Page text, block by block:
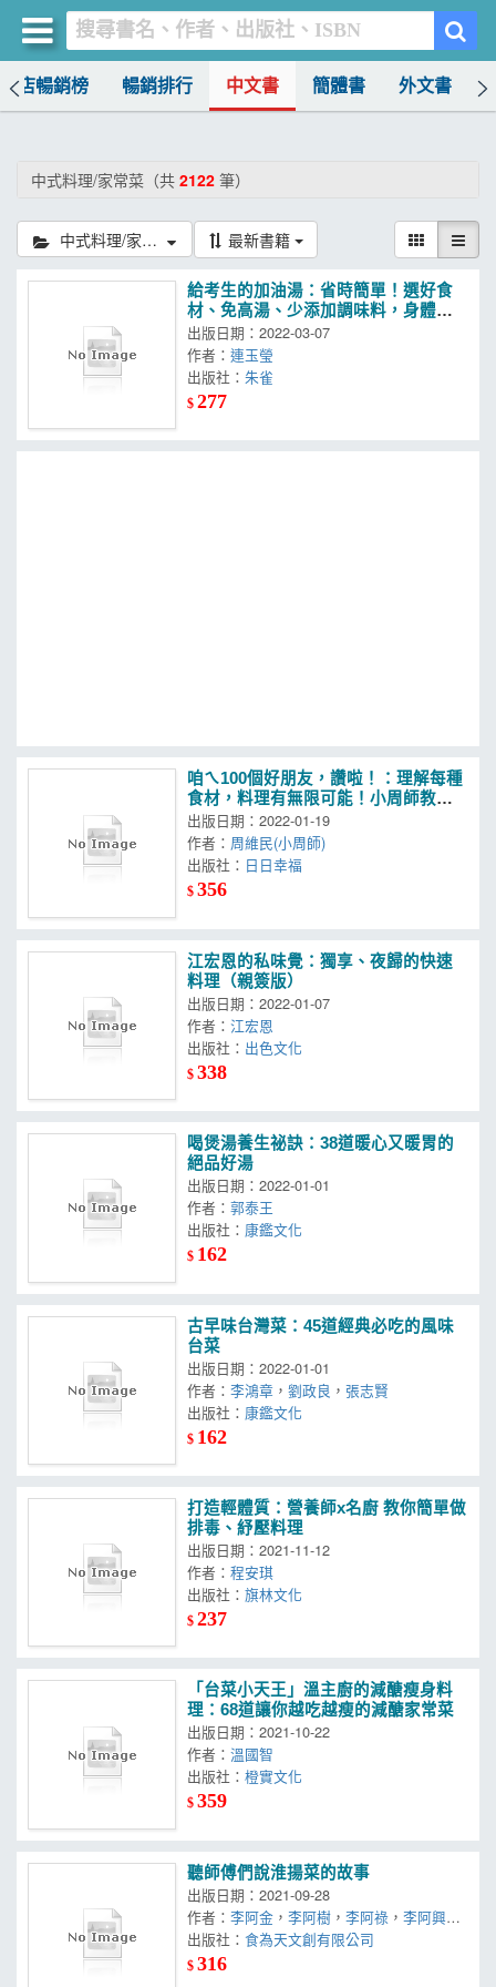
書店暢銷榜 暢銷排行 中文書 簡體書 外文書
中式料理/家常菜（共 2122 筆）
中式料理/家常菜 最新書籍
給考生的加油湯：省時簡單！選好食
材、免高湯、少添加調味料，身體無
負擔享用元氣湯品和宵夜
出版日期：2022-03-07
作者：連玉瑩
出版社：
$277
咱ㄟ100個好朋友，讚啦！：理解每種
食材，料理有無限可能！小周師教你
如何把廚房配角華麗轉身變成餐桌上
的美味菜肴！
出版日期：2022-01-19
作者： 周維民(小周師)
出版社：
$356
江宏恩的私味覺：獨享、夜歸的快速
料理（親簽版）
出版日期：2022-01-07
作者：江宏恩
出版社：
$338
喝煲湯養生祕訣：38道暖心又暖胃的
絕品好湯
出版日期：2022-01-01
作者：郭泰王
出版社：
$ 162
古早味台灣菜：45道經典必吃的風味
台菜
出版日期：2022-01-01
作者：李鴻章 ，劉政良 ，張志賢
出版社：
$ 162
打造輕體質：營養師x名廚 教你簡單做
排毒、紓壓料理
出版日期：2021-11-12
作者：程安琪
出版社：
$237
「台菜小天王」溫主廚的減醣瘦身料
理：68道讓你越吃越瘦的減醣家常菜
出版日期：2021-10-22
作者：溫國智
出版社：
$359
聽師傅們說淮揚菜的故事
出版日期：2021-09-28
作者：李阿金 ，李阿樹 ，李阿祿 ，李阿興，
李阿進 ，林麗娟
出版社：
$316
買書網
書店暢銷榜
簡體書
外文書